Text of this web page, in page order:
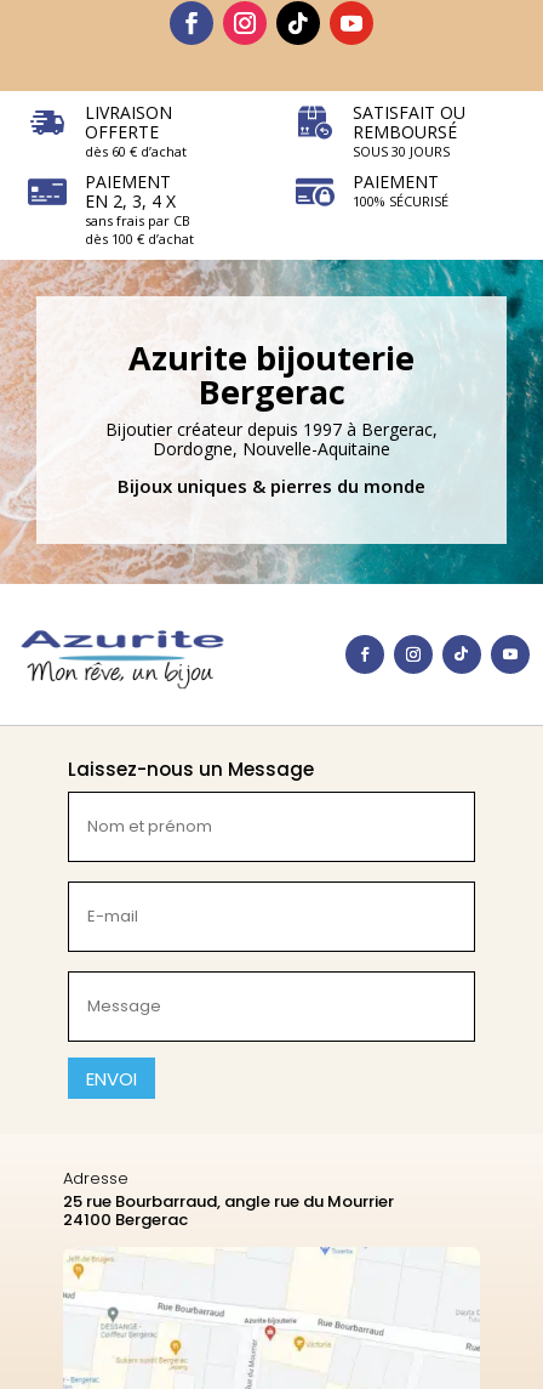
LIVRAISON
OFFERTE
dès 60 € d’achat
PAIEMENT
EN 2, 3, 4 X
sans frais par CB
dès 100 € d’achat
SATISFAIT OU
REMBOURSÉ
SOUS 30 JOURS
PAIEMENT
100% SÉCURISÉ
Azurite bijouterie
Bergerac
Bijoutier créateur depuis 1997 à Bergerac,
Dordogne, Nouvelle-Aquitaine
Bijoux uniques & pierres du monde
Laissez-nous un Message
et
prénom
(Nécessaire)
mail
(Nécessaire)
(Nécessaire)
CAPTCHA
Adresse
25 rue Bourbarraud, angle rue du Mourrier
24100 Bergerac